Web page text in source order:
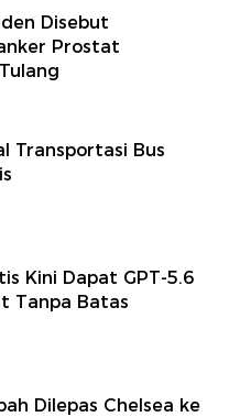
Disebut
Prostat
Transportasi Bus
Kini Dapat GPT-5.6
Tanpa Batas
Dilepas Chelsea ke